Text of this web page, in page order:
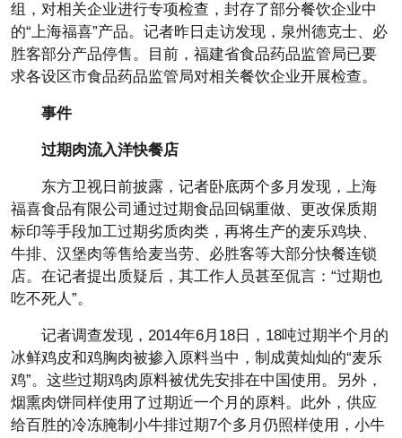
组，对相关企业进行专项检查，封存了部分餐饮企业中
的“上海福喜”产品。记者昨日走访发现，泉州德克士、必
胜客部分产品停售。目前，福建省食品药品监管局已要
求各设区市食品药品监管局对相关餐饮企业开展检查。
事件
过期肉流入洋快餐店
东方卫视日前披露，记者卧底两个多月发现，上海
福喜食品有限公司通过过期食品回锅重做、更改保质期
标印等手段加工过期劣质肉类，再将生产的麦乐鸡块、
牛排、汉堡肉等售给麦当劳、必胜客等大部分快餐连锁
店。在记者提出质疑后，其工作人员甚至侃言：“过期也
吃不死人”。
记者调查发现，2014年6月18日，18吨过期半个月的
冰鲜鸡皮和鸡胸肉被掺入原料当中，制成黄灿灿的“麦乐
鸡”。这些过期鸡肉原料被优先安排在中国使用。另外，
烟熏肉饼同样使用了过期近一个月的原料。此外，供应
给百胜的冷冻腌制小牛排过期7个多月仍照样使用，小牛